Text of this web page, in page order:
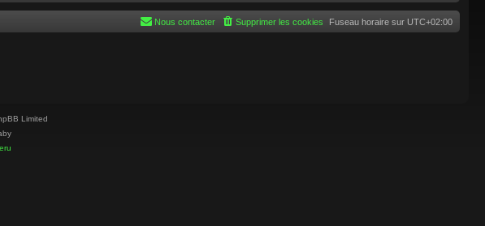
Fuseau horaire sur UTC+02:00
Supprimer les cookies
Nous contacter
Limited